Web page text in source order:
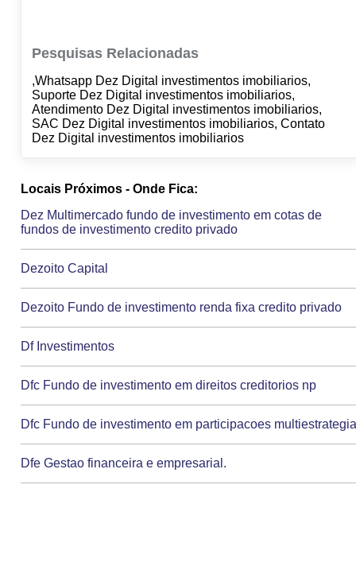
Pesquisas Relacionadas
,Whatsapp Dez Digital investimentos imobiliarios,
Suporte Dez Digital investimentos imobiliarios,
Atendimento Dez Digital investimentos imobiliarios,
SAC Dez Digital investimentos imobiliarios, Contato
Dez Digital investimentos imobiliarios
Locais Próximos - Onde Fica:
Dez Multimercado fundo de investimento em cotas de
fundos de investimento credito privado
Dezoito Capital
Dezoito Fundo de investimento renda fixa credito privado
Df Investimentos
Dfc Fundo de investimento em direitos creditorios np
Dfc Fundo de investimento em participacoes
Dfe Gestao financeira e empresarial.